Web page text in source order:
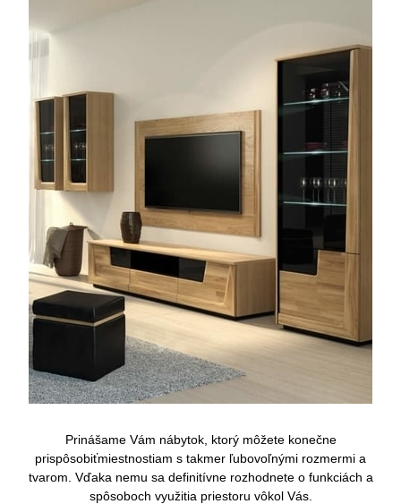
Prinášame Vám nábytok, ktorý môžete konečne
prispôsobiťmiestnostiam s takmer ľubovoľnými rozmermi a
tvarom. Vďaka nemu sa definitívne rozhodnete o funkciách a
spôsoboch využitia priestoru vôkol Vás.